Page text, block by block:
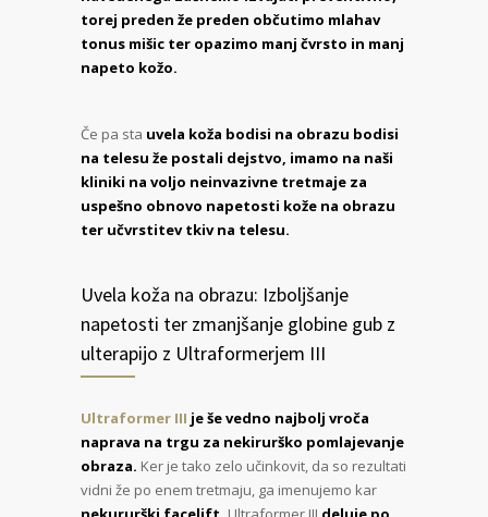
torej preden že preden občutimo mlahav
tonus mišic ter opazimo manj čvrsto in manj
napeto kožo.
Če pa sta
uvela koža bodisi na obrazu bodisi
na telesu že postali dejstvo, imamo na naši
kliniki na voljo neinvazivne tretmaje za
uspešno obnovo napetosti kože na obrazu
ter učvrstitev tkiv na telesu.
Uvela koža na obrazu: Izboljšanje
napetosti ter zmanjšanje globine gub z
ulterapijo z Ultraformerjem III
Ultraformer III je še vedno najbolj vroča
naprava na trgu za nekirurško pomlajevanje
obraza.
Ker je tako zelo učinkovit, da so rezultati
vidni že po enem tretmaju, ga imenujemo kar
nekururški facelift.
Ultraformer III deluje po